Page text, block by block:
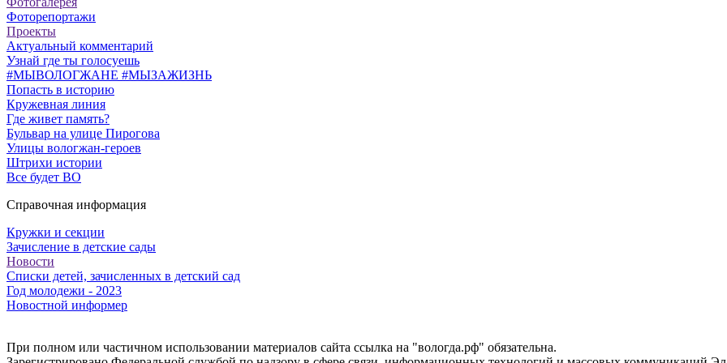
Фоторепортажи
Проекты
Актуальный комментарий
Узнай где ты голосуешь
#МЫВОЛОГЖАНЕ #МЫЗАЖИЗНЬ
Попасть в историю
Кружевная линия
Где живет память?
Бульвар на улице Пирогова
Улицы вологжан-героев
Штрихи истории
Все будет ВО
Справочная информация
Кружки и секции
Зачисление в детские сады
Новости
Списки детей, зачисленных в детский сад
Год молодежи - 2023
Новостной информер
При полном или частичном использовании материалов сайта ссылка на "вологда.рф" обязательна.